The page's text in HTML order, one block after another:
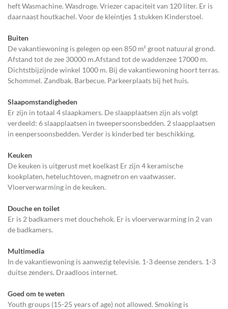
heft Wasmachine. Wasdroge. Vriezer capaciteit van 120 liter. Er is
daarnaast houtkachel. Voor de kleintjes 1 stukken Kinderstoel.
Buiten
De vakantiewoning is gelegen op een 850 m² groot natuural grond.
Afstand tot de zee 30000 m.Afstand tot de waddenzee 17000 m.
Dichtstbijzijnde winkel 1000 m. Bij de vakantiewoning hoort terras.
Schommel. Zandbak. Barbecue. Parkeerplaats bij het huis.
Slaapomstandigheden
Er zijn in totaal 4 slaapkamers. De slaapplaatsen zijn als volgt
verdeeld: 6 slaapplaatsen in tweepersoonsbedden. 2 slaapplaatsen
in eenpersoonsbedden. Verder is kinderbed ter beschikking.
Keuken
De keuken is uitgerust met koelkast Er zijn 4 keramische
kookplaten, heteluchtoven, magnetron en vaatwasser.
Vloerverwarming in de keuken.
Douche en toilet
Er is 2 badkamers met douchehok. Er is vloerverwarming in 2 van
de badkamers.
Multimedia
In de vakantiewoning is aanwezig televisie. 1-3 deense zenders. 1-3
duitse zenders. Draadloos internet.
Goed om te weten
Youth groups (15-25 years of age) not allowed. Smoking is